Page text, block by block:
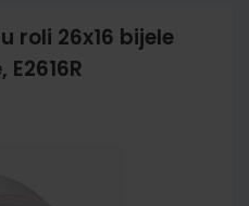
roli 26x16 bijele